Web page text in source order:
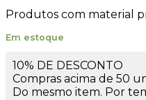
Produtos com material
Em estoque
10% DE DESCONTO
Compras acima de 50
Do mesmo item. Por